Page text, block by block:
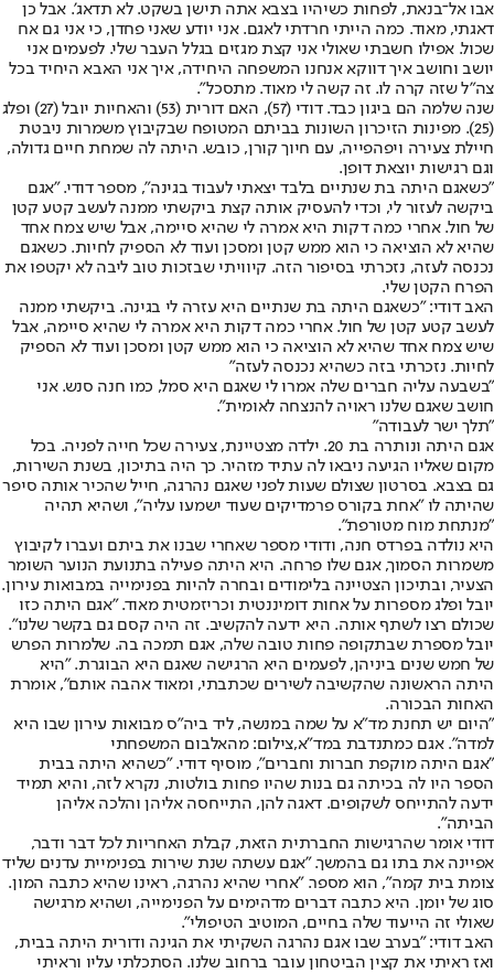
אבו אל־בנאת, לפחות כשיהיו בצבא אתה תישן בשקט. לא תדאג'. אבל כן
דאגתי, מאוד. כמה הייתי חרדתי לאגם. אני יודע שאני פחדן, כי אני גם אח
שכול. אפילו חשבתי שאולי אני קצת מגזים בגלל העבר שלי. לפעמים אני
יושב וחושב איך דווקא אנחנו המשפחה היחידה, איך אני האבא היחיד בכל
צה"ל שזה קרה לו. זה קשה לי מאוד. מתסכל".
שנה שלמה הם ביגון כבד. דודי (57), האם דורית (53) והאחיות יובל (27) ופלג
(25). מפינות הזיכרון השונות בביתם המטופח שבקיבוץ משמרות ניבטת
חיילת צעירה ויפהפייה, עם חיוך קורן, כובש. היתה לה שמחת חיים גדולה,
וגם רגישות יוצאת דופן.
"כשאגם היתה בת שנתיים בלבד יצאתי לעבוד בגינה", מספר דודי. "אגם
ביקשה לעזור לי, וכדי להעסיק אותה קצת ביקשתי ממנה לעשב קטע קטן
של חול. אחרי כמה דקות היא אמרה לי שהיא סיימה, אבל שיש צמח אחד
שהיא לא הוציאה כי הוא ממש קטן ומסכן ועוד לא הספיק לחיות. כשאגם
נכנסה לעזה, נזכרתי בסיפור הזה. קיוויתי שבזכות טוב ליבה לא יקטפו את
הפרח הקטן שלי.
האב דודי: "כשאגם היתה בת שנתיים היא עזרה לי בגינה. ביקשתי ממנה
לעשב קטע קטן של חול. אחרי כמה דקות היא אמרה לי שהיא סיימה, אבל
שיש צמח אחד שהיא לא הוציאה כי הוא ממש קטן ומסכן ועוד לא הספיק
לחיות. נזכרתי בזה כשהיא נכנסה לעזה"
"בשבעה עליה חברים שלה אמרו לי שאגם היא סמל, כמו חנה סנש. אני
חושב שאגם שלנו ראויה להנצחה לאומית".
"תלך ישר לעבודה"
אגם היתה ונותרה בת 20. ילדה מצטיינת, צעירה שכל חייה לפניה. בכל
מקום שאליו הגיעה ניבאו לה עתיד מזהיר. כך היה בתיכון, בשנת השירות,
גם בצבא. בסרטון שצולם שעות לפני שאגם נהרגה, חייל שהכיר אותה סיפר
שהיתה לו "אחת בקורס פרמדיקים שעוד ישמעו עליה", ושהיא תהיה
"מנתחת מוח מטורפת".
היא נולדה בפרדס חנה, ודודי מספר שאחרי שבנו את ביתם ועברו לקיבוץ
משמרות הסמוך, אגם שלו פרחה. היא היתה פעילה בתנועת הנוער השומר
הצעיר, ובתיכון הצטיינה בלימודים ובחרה להיות בפנימייה במבואות עירון.
יובל ופלג מספרות על אחות דומיננטית וכריזמטית מאוד. "אגם היתה כזו
שכולם רצו לשתף אותה. היא ידעה להקשיב. זה היה קסם גם בקשר שלנו".
יובל מספרת שבתקופה פחות טובה שלה, אגם תמכה בה. שלמרות הפרש
של חמש שנים ביניהן, לפעמים היא הרגישה שאגם היא הבוגרת. "היא
היתה הראשונה שהקשיבה לשירים שכתבתי, ומאוד אהבה אותם", אומרת
האחות הבכורה.
"היום יש תחנת מד"א על שמה במנשה, ליד ביה"ס מבואות עירון שבו היא
למדה". אגם כמתנדבת במד"א,צילום: מהאלבום המשפחתי
"אגם היתה מוקפת חברות וחברים", מוסיף דודי. "כשהיא היתה בבית
הספר היו לה בכיתה גם בנות שהיו פחות בולטות, נקרא לזה, והיא תמיד
ידעה להתייחס לשקופים. דאגה להן, התייחסה אליהן והלכה אליהן
הביתה".
דודי אומר שהרגישות החברתית הזאת, קבלת האחריות לכל דבר ודבר,
אפיינה את בתו גם בהמשך. "אגם עשתה שנת שירות בפנימיית עדנים שליד
צומת בית קמה", הוא מספר. "אחרי שהיא נהרגה, ראינו שהיא כתבה המון.
סוג של יומן. היא כתבה דברים מדהימים על הפנימייה, ושהיא מרגישה
שאולי זה הייעוד שלה בחיים, המוטיב הטיפולי".
האב דודי: "בערב שבו אגם נהרגה השקיתי את הגינה ודורית היתה בבית,
ואז ראיתי את קצין הביטחון עובר ברחוב שלנו. הסתכלתי עליו וראיתי